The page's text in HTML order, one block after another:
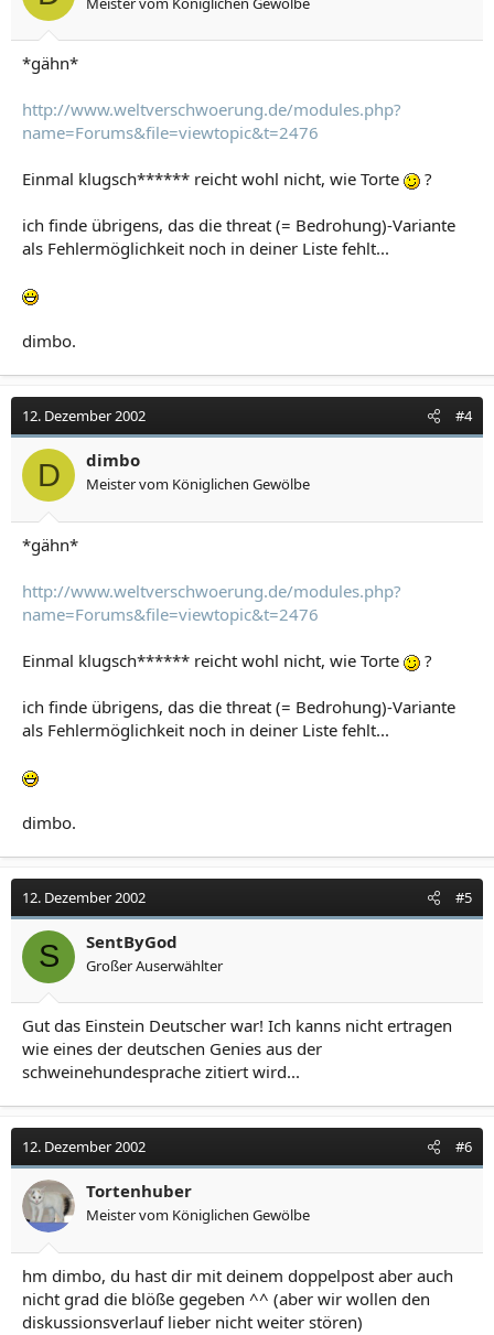
*gähn*
http://www.weltverschwoerung.de/modules.php?
name=Forums&file=viewtopic&t=2476
Einmal klugsch****** reicht wohl nicht, wie Torte ?
ich finde übrigens, das die threat (= Bedrohung)-Variante
als Fehlermöglichkeit noch in deiner Liste fehlt...
dimbo.
12. Dezember 2002 #4
D dimbo
Meister vom Königlichen Gewölbe
*gähn*
http://www.weltverschwoerung.de/modules.php?
name=Forums&file=viewtopic&t=2476
Einmal klugsch****** reicht wohl nicht, wie Torte ?
ich finde übrigens, das die threat (= Bedrohung)-Variante
als Fehlermöglichkeit noch in deiner Liste fehlt...
dimbo.
12. Dezember 2002 #5
S SentByGod
Großer Auserwählter
Gut das Einstein Deutscher war! Ich kanns nicht ertragen
wie eines der deutschen Genies aus der
schweinehundesprache zitiert wird...
12. Dezember 2002 #6
Tortenhuber
Meister vom Königlichen Gewölbe
hm dimbo, du hast dir mit deinem doppelpost aber auch
nicht grad die blöße gegeben ^^ (aber wir wollen den
diskussionsverlauf lieber nicht weiter stören)